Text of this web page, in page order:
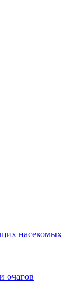
насекомых
очагов